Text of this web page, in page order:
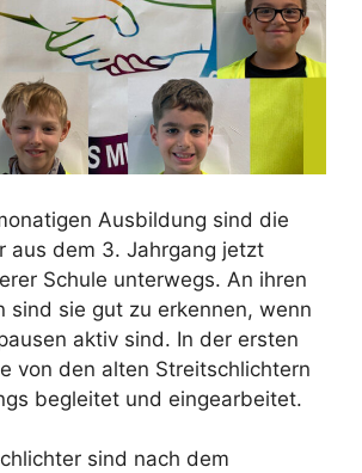
Ausbildung sind die
aus dem 3. Jahrgang jetzt
Schule unterwegs. An ihren
sind sie gut zu erkennen, wenn
aktiv sind. In der ersten
von den alten Streitschlichtern
begleitet und eingearbeitet.
sind nach dem